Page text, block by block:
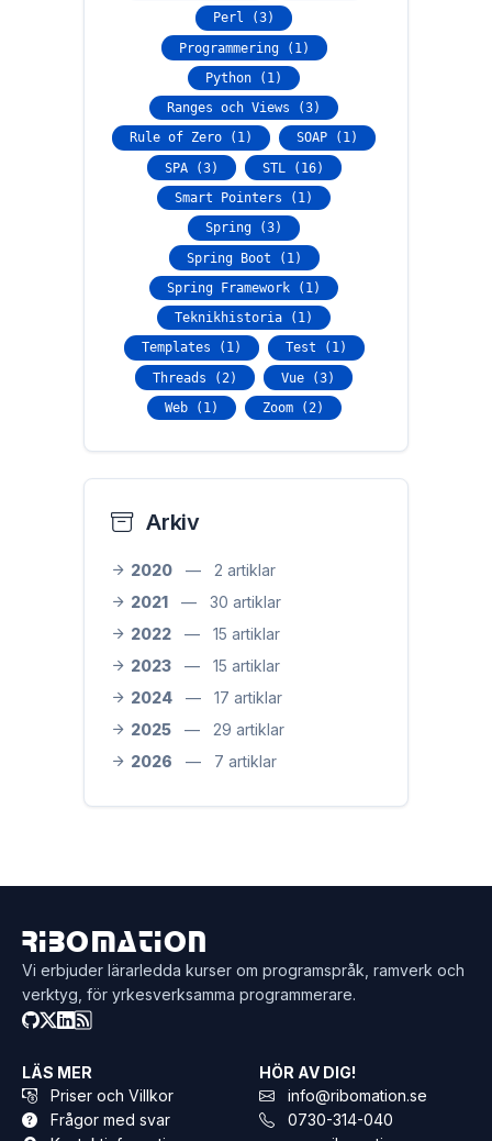
Perl (3)
Programmering (1)
Python (1)
Ranges och Views (3)
Rule of Zero (1)
SOAP (1)
SPA (3)
STL (16)
Smart Pointers (1)
Spring (3)
Spring Boot (1)
Spring Framework (1)
Teknikhistoria (1)
Templates (1)
Test (1)
Threads (2)
Vue (3)
Web (1)
Zoom (2)
Arkiv
2020 —
2 artiklar
2021
—
30 artiklar
2022
—
15 artiklar
2023
—
15 artiklar
2024
—
17 artiklar
2025
—
29 artiklar
2026
— 7 artiklar
Ribomation
Vi erbjuder lärarledda kurser om programspråk, ramverk och
verktyg, för yrkesverksamma programmerare.
LÄS MER
Priser och Villkor
Frågor med svar
HÖR AV DIG!
info@ribomation.se
0730-314-040